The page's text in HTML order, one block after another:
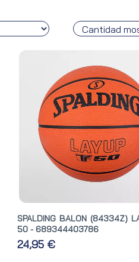
SPALDING BALON (84334Z)
50 - 689344403786
24,95 €